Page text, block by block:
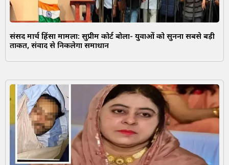
संसद मार्च हिंसा मामला: सुप्रीम कोर्ट बोला- युवाओं को सुनना सबसे बड़ी
ताकत, संवाद से निकलेगा समाधान